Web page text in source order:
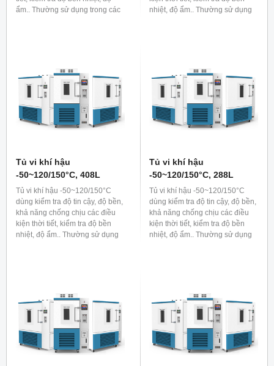
ẩm.. Thường sử dụng trong các
nhiệt, độ ẩm.. Thường sử dụng
Tủ vi khí hậu
-50~120/150°C, 408L
Tủ vi khí hậu -50~120/150°C
dùng kiểm tra độ tin cậy, độ bền,
khả năng chống chịu các điều
kiện thời tiết, kiểm tra độ bền
nhiệt, độ ẩm.. Thường sử dụng
Tủ vi khí hậu
-50~120/150°C, 288L
Tủ vi khí hậu -50~120/150°C
dùng kiểm tra độ tin cậy, độ bền,
khả năng chống chịu các điều
kiện thời tiết, kiểm tra độ bền
nhiệt, độ ẩm.. Thường sử dụng